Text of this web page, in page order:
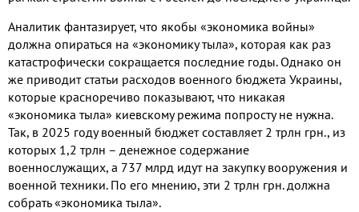
Аналитик фантазирует, что якобы «экономика войны»
должна опираться на «экономику тыла», которая как раз
катастрофически сокращается последние годы. Однако он
же приводит статьи расходов военного бюджета Украины,
которые красноречиво показывают, что никакая
«экономика тыла» киевскому режима попросту не нужна.
Так, в 2025 году военный бюджет составляет 2 трлн грн., из
которых 1,2 трлн – денежное содержание
военнослужащих, а 737 млрд идут на закупку вооружения и
военной техники. По его мнению, эти 2 трлн грн. должна
собрать «экономика тыла».